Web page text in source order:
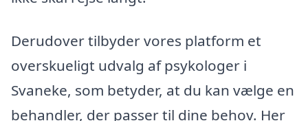
Derudover tilbyder vores platform et
overskueligt udvalg af psykologer i
Svaneke, som betyder, at du kan vælge en
behandler, der passer til dine behov. Her